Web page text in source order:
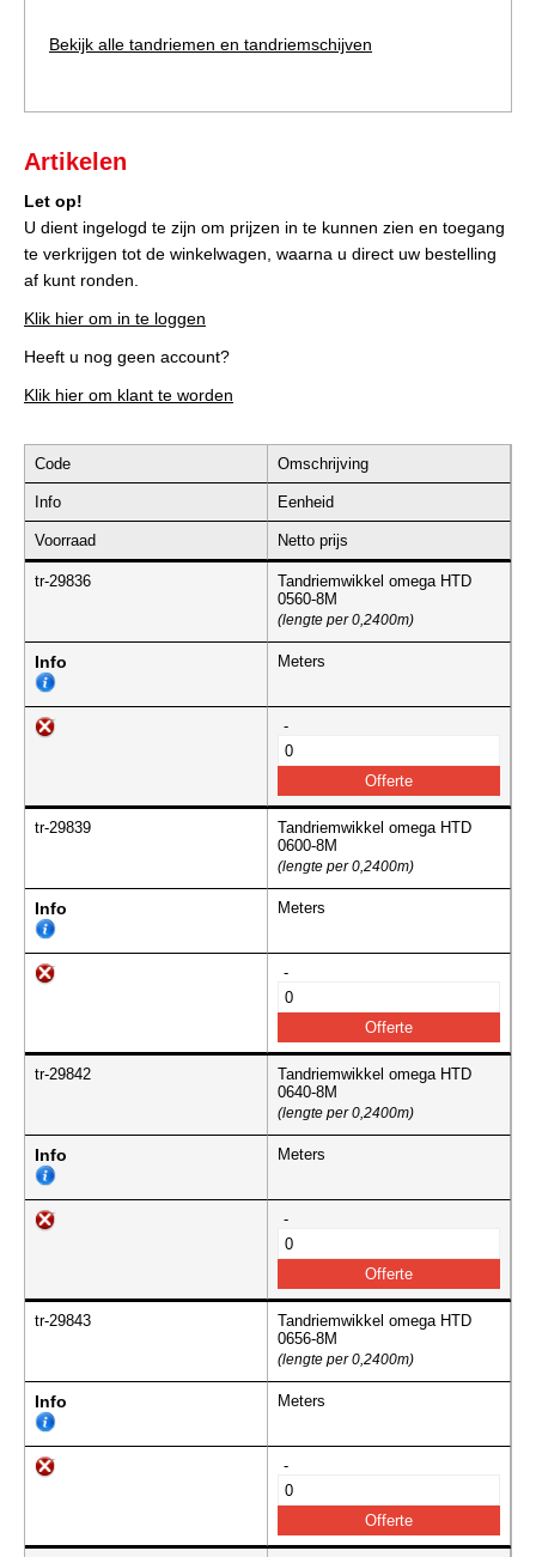
Bekijk alle tandriemen en tandriemschijven
Artikelen
Let op!
U dient ingelogd te zijn om prijzen in te kunnen zien en toegang
te verkrijgen tot de winkelwagen, waarna u direct uw bestelling
af kunt ronden.
Klik hier om in te loggen
Heeft u nog geen account?
Klik hier om klant te worden
Code Omschrijving
Info Eenheid
Voorraad Netto prijs
tr-29836
Tandriemwikkel omega HTD
0560-8M
(lengte per 0,2400m)
Info Meters
-
tr-29839
Tandriemwikkel omega HTD
0600-8M
(lengte per 0,2400m)
Info Meters
-
tr-29842
Tandriemwikkel omega HTD
0640-8M
(lengte per 0,2400m)
Info Meters
-
tr-29843
Tandriemwikkel omega HTD
0656-8M
(lengte per 0,2400m)
Info Meters
-